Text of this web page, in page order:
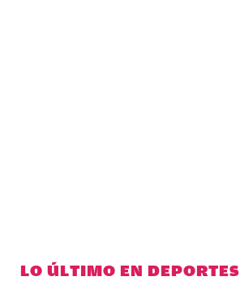
LO ÚLTIMO EN DEPORTES